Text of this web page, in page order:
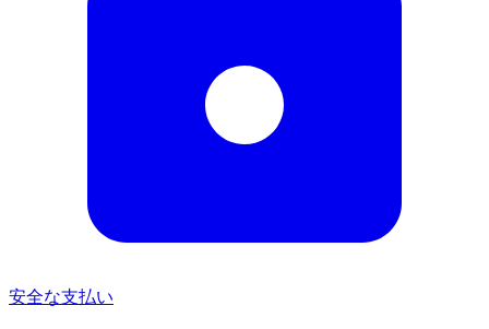
安全な支払い